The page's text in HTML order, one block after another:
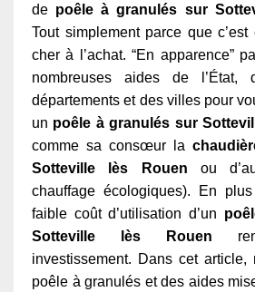
de poêle à granulés sur
Tout simplement parce que
cher à l’achat. “En apparence”
nombreuses aides de l’État,
départements et des villes pour
un poêle à granulés sur
comme sa consœur la
Sotteville lès Rouen ou
chauffage écologiques). En
faible coût d’utilisation d’un
Sotteville lès Rouen
investissement. Dans cet article,
poêle à granulés et des aides